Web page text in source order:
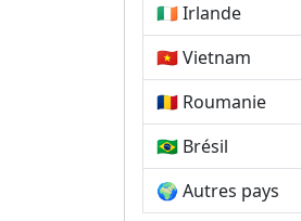
🇮🇪 Irlande
🇻🇳 Vietnam
🇷🇴 Roumanie
🇧🇷 Brésil
🌍 Autres pays